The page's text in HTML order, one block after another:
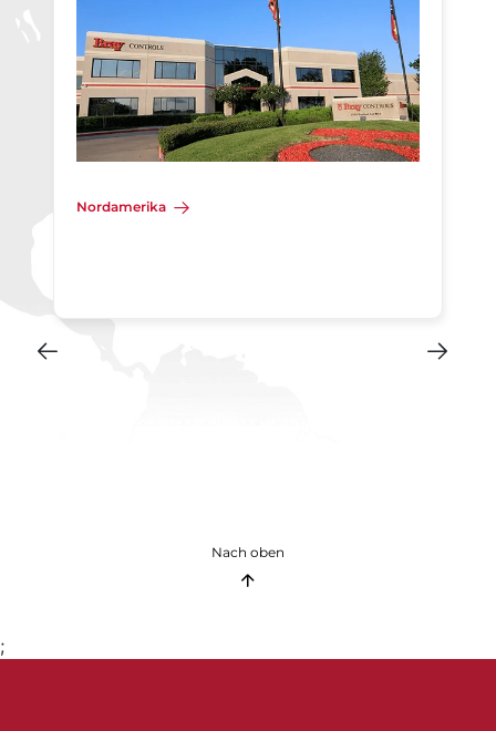
Nordamerika
Nach oben
;